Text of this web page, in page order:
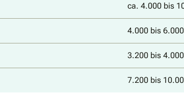
ca. 4.000 bis
4.000 bis
3.200 bis
7.200 bis